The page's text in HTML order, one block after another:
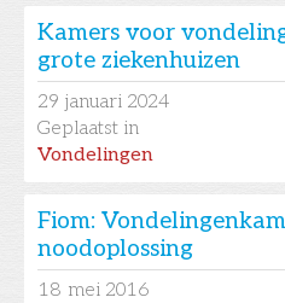
Kamers voor
grote ziekenhuizen
29 januari 2024
Geplaatst in
Vondelingen
Fiom:
noodoplossing
18 mei 2016